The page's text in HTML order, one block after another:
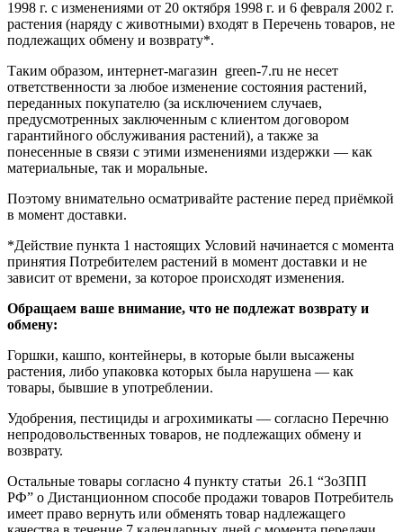
1998 г. с изменениями от 20 октября 1998 г. и 6 февраля 2002 г.
растения (наряду с животными) входят в Перечень товаров, не
подлежащих обмену и возврату*.
Таким образом, интернет-магазин green-7.ru не несет
ответственности за любое изменение состояния растений,
переданных покупателю (за исключением случаев,
предусмотренных заключенным с клиентом договором
гарантийного обслуживания растений), а также за
понесенные в связи с этими изменениями издержки — как
материальные, так и моральные.
Поэтому внимательно осматривайте растение перед приёмкой
в момент доставки.
*Действие пункта 1 настоящих Условий начинается с момента
принятия Потребителем растений в момент доставки и не
зависит от времени, за которое происходят изменения.
Обращаем ваше внимание, что не подлежат возврату и
обмену:
Горшки, кашпо, контейнеры, в которые были высажены
растения, либо упаковка которых была нарушена — как
товары, бывшие в употреблении.
Удобрения, пестициды и агрохимикаты — согласно Перечню
непродовольственных товаров, не подлежащих обмену и
возврату.
Остальные товары согласно 4 пункту статьи 26.1 “ЗоЗПП
РФ” о Дистанционном способе продажи товаров Потребитель
имеет право вернуть или обменять товар надлежащего